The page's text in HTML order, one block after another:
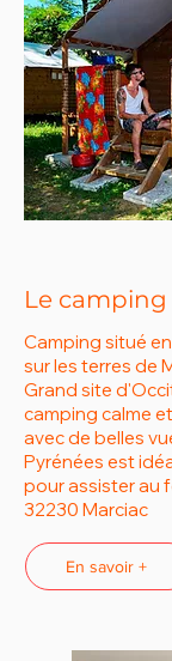
Le
Camping situé
sur les terres de
Grand site
camping calme
avec de belles
Pyrénées est
pour assister au
32230 Marciac
En savoir +